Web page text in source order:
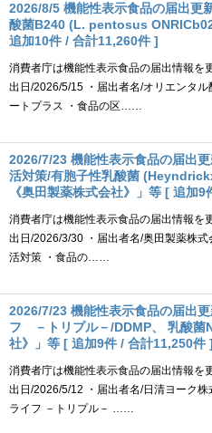
2026/8/5 機能性表示食品の届出更
酸菌B240 (L. pentosus
追加10件 / 合計11,260件 ]
消費者庁は機能性表示食品の届出情報を
出日/2026/5/15 ・届出者名/オリエンタ
ートプラス ・食品の区……
2026/7/23 機能性表示食品の届
活対策/有胞子性乳酸菌
《奥田製薬株式会社》」等 [ 追加
消費者庁は機能性表示食品の届出情報を
出日/2026/3/30 ・届出者名/奥田製薬株
活対策 ・食品の……
2026/7/23 機能性表示食品の届出
フ －トリプル－/DDMP、 乳酸菌
社》」等 [ 追加9件 / 合計11,250件 ]
消費者庁は機能性表示食品の届出情報を
出日/2026/5/12 ・届出者名/日清ヨーク
ライフ －トリプル－ ……